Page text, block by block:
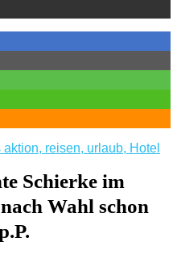
Schierke im
Wahl schon